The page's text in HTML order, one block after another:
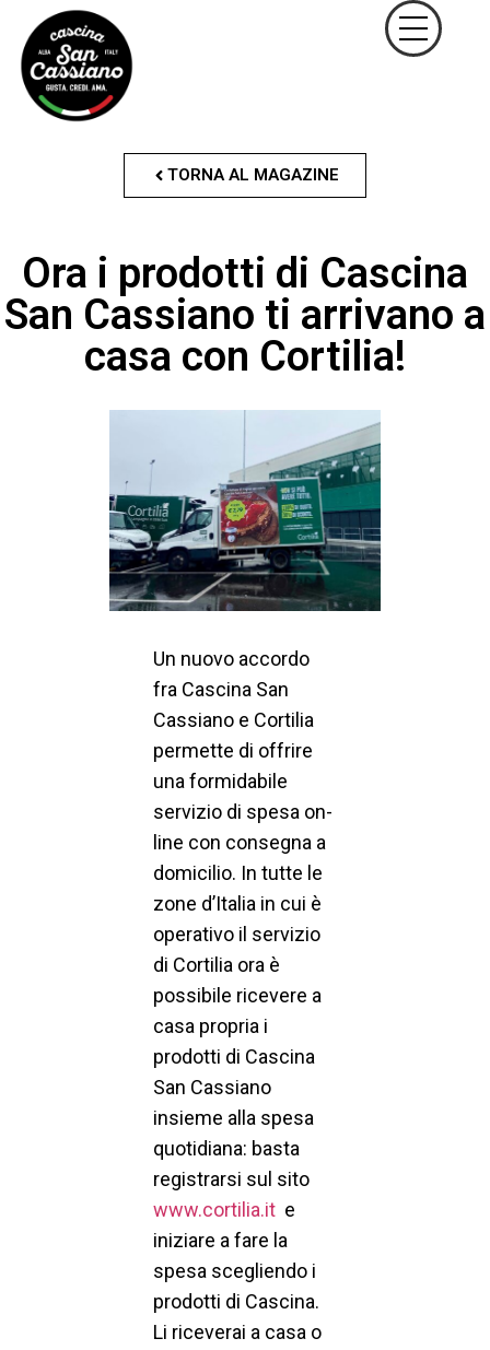
TORNA AL MAGAZINE
Ora i prodotti di Cascina
San Cassiano ti arrivano a
casa con Cortilia!
Un nuovo accordo
fra Cascina San
Cassiano e Cortilia
permette di offrire
una formidabile
servizio di spesa on-
line con consegna a
domicilio. In tutte le
zone d’Italia in cui è
operativo il servizio
di Cortilia ora è
possibile ricevere a
casa propria i
prodotti di Cascina
San Cassiano
insieme alla spesa
quotidiana: basta
registrarsi sul sito
www.cortilia.it e
iniziare a fare la
spesa scegliendo i
prodotti di Cascina.
Li riceverai a casa o